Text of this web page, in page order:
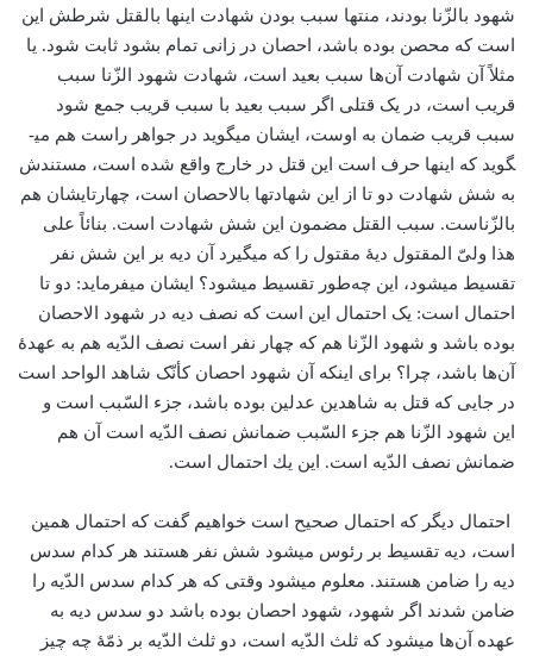
شهود بالزّنا بودند، منتها سبب بودن شهادت اینها بالقتل شرطش این
است که محصن بوده باشد، احصان در زانی تمام بشود ثابت شود. یا
مثلاً آن شهادت آن‌ها سبب بعید است، شهادت شهود الزّنا سبب
قریب است، در یک قتلی اگر سبب بعید با سبب قریب جمع شود
سبب قریب ضمان به اوست، ایشان می­گوید در جواهر راست هم می­
گوید که اینها حرف است این قتل در خارج واقع شده است، مستندش
به شش شهادت دو تا از این شهادتها بالاحصان است، چهارتایشان هم
بالزّناست. سبب القتل مضمون این شش شهادت است. بنائاً علی
هذا ولیّ المقتول دیۀ مقتول را که می­گیرد آن دیه بر این شش نفر
تقسیط می­شود، این چه‌طور تقسیط می­شود؟ ایشان می­فرماید: دو تا
احتمال است: یک احتمال این است که نصف دیه در شهود الاحصان
بوده باشد و شهود الزّنا هم که چهار نفر است نصف الدّیه هم به عهدۀ
آن‌ها باشد، چرا؟ برای اینکه آن شهود احصان کأنّک شاهد الواحد است
در جایی که قتل به شاهدین عدلین بوده باشد، جزء السّبب است و
این شهود الزّنا هم جزء السّبب ضمانش نصف الدّیه است آن هم
ضمانش نصف الدّیه است. این یك احتمال است.
احتمال دیگر که احتمال صحیح است خواهیم گفت که احتمال همین
است، دیه تقسیط بر رئوس می­شود شش نفر هستند هر کدام سدس
دیه را ضامن هستند. معلوم می­شود وقتی که هر کدام سدس الدّیه را
ضامن شدند اگر شهود، شهود احصان بوده باشد دو سدس دیه به
عهده آن‌ها می­شود که ثلث الدّیه است، دو ثلث الدّیه بر ذمّۀ چه چیز